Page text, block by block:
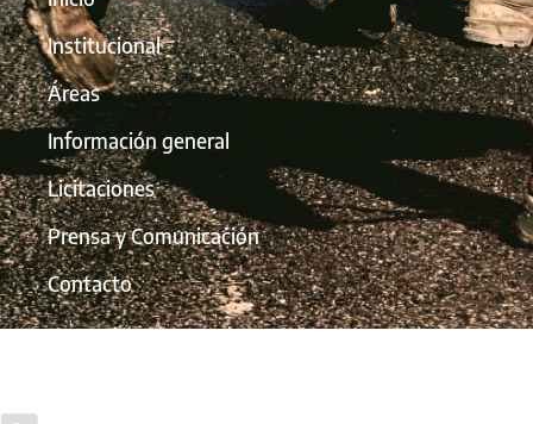
Institucional
Áreas
Información general
Licitaciones
Prensa y Comunicación
Contacto